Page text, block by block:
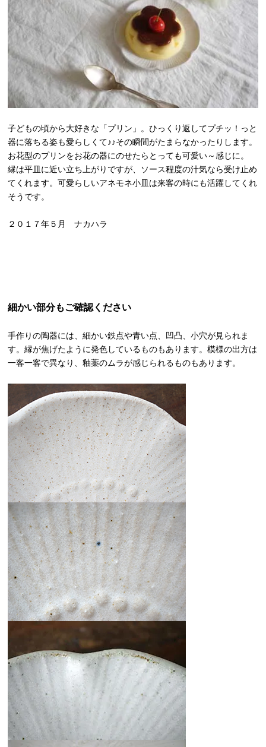
子どもの頃から大好きな「プリン」。ひっくり返してプチッ！っと
器に落ちる姿も愛らしくて♪♪その瞬間がたまらなかったりします。
お花型のプリンをお花の器にのせたらとっても可愛い～感じに。
縁は平皿に近い立ち上がりですが、ソース程度の汁気なら受け止め
てくれます。可愛らしいアネモネ小皿は来客の時にも活躍してくれ
そうです。
２０１７年５月 ナカハラ
細かい部分もご確認ください
手作りの陶器には、細かい鉄点や青い点、凹凸、小穴が見られま
す。縁が焦げたように発色しているものもあります。模様の出方は
一客一客で異なり、釉薬のムラが感じられるものもあります。